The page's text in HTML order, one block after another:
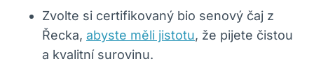
Zvolte si certifikovaný bio senový čaj z
Řecka, abyste měli jistotu, že pijete čistou
a kvalitní surovinu.